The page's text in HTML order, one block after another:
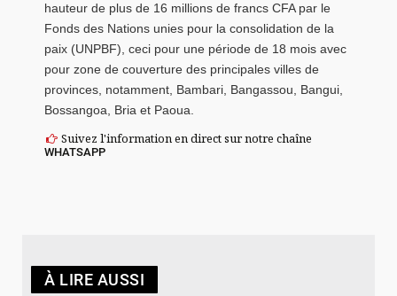
hauteur de plus de 16 millions de francs CFA par le
Fonds des Nations unies pour la consolidation de la
paix (UNPBF), ceci pour une période de 18 mois avec
pour zone de couverture des principales villes de
provinces, notamment, Bambari, Bangassou, Bangui,
Bossangoa, Bria et Paoua.
Suivez l'information en direct sur notre chaîne
WHATSAPP
À LIRE AUSSI